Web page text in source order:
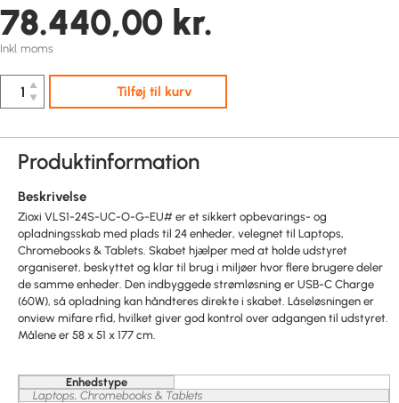
78.440,00 kr.
Inkl. moms
▲
▼
Tilføj til kurv
Produktinformation
Beskrivelse
Zioxi VLS1-24S-UC-O-G-EU# er et sikkert opbevarings- og
opladningsskab med plads til 24 enheder, velegnet til Laptops,
Chromebooks & Tablets. Skabet hjælper med at holde udstyret
organiseret, beskyttet og klar til brug i miljøer hvor flere brugere deler
de samme enheder. Den indbyggede strømløsning er USB-C Charge
(60W), så opladning kan håndteres direkte i skabet. Låseløsningen er
onview mifare rfid, hvilket giver god kontrol over adgangen til udstyret.
Målene er 58 x 51 x 177 cm.
Enhedstype
Laptops, Chromebooks & Tablets